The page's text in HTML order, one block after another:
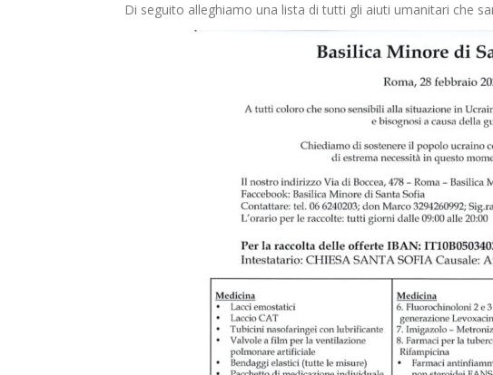
Di seguito alleghiamo una lista di tutti gli aiuti umanitari che